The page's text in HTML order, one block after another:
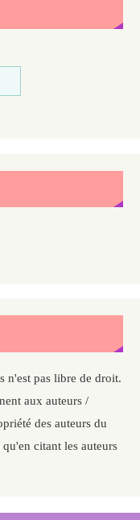
n'est pas libre de droit.
aux auteurs /
des auteurs du
citant les auteurs